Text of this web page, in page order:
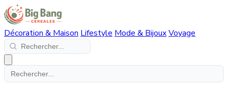
Décoration & Maison Lifestyle Mode & BijouxVoyage